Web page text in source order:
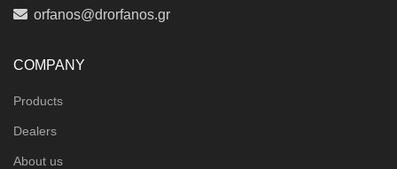
orfanos@drorfanos.gr
COMPANY
Products
Dealers
About us